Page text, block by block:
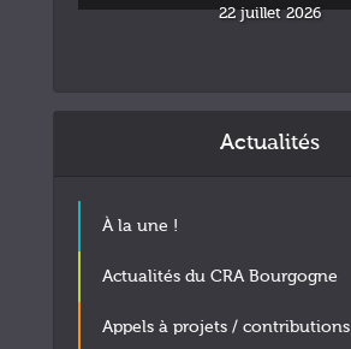
22 juillet 2026
Actualités
À la une !
Actualités du CRA Bourgogne
Appels à projets / contributions